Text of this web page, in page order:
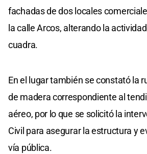
fachadas de dos locales
la calle Arcos, alterando la
cuadra.
En el lugar también se constató la
de madera correspondiente al
aéreo, por lo que se solicitó la
Civil para asegurar la estructura y
vía pública.